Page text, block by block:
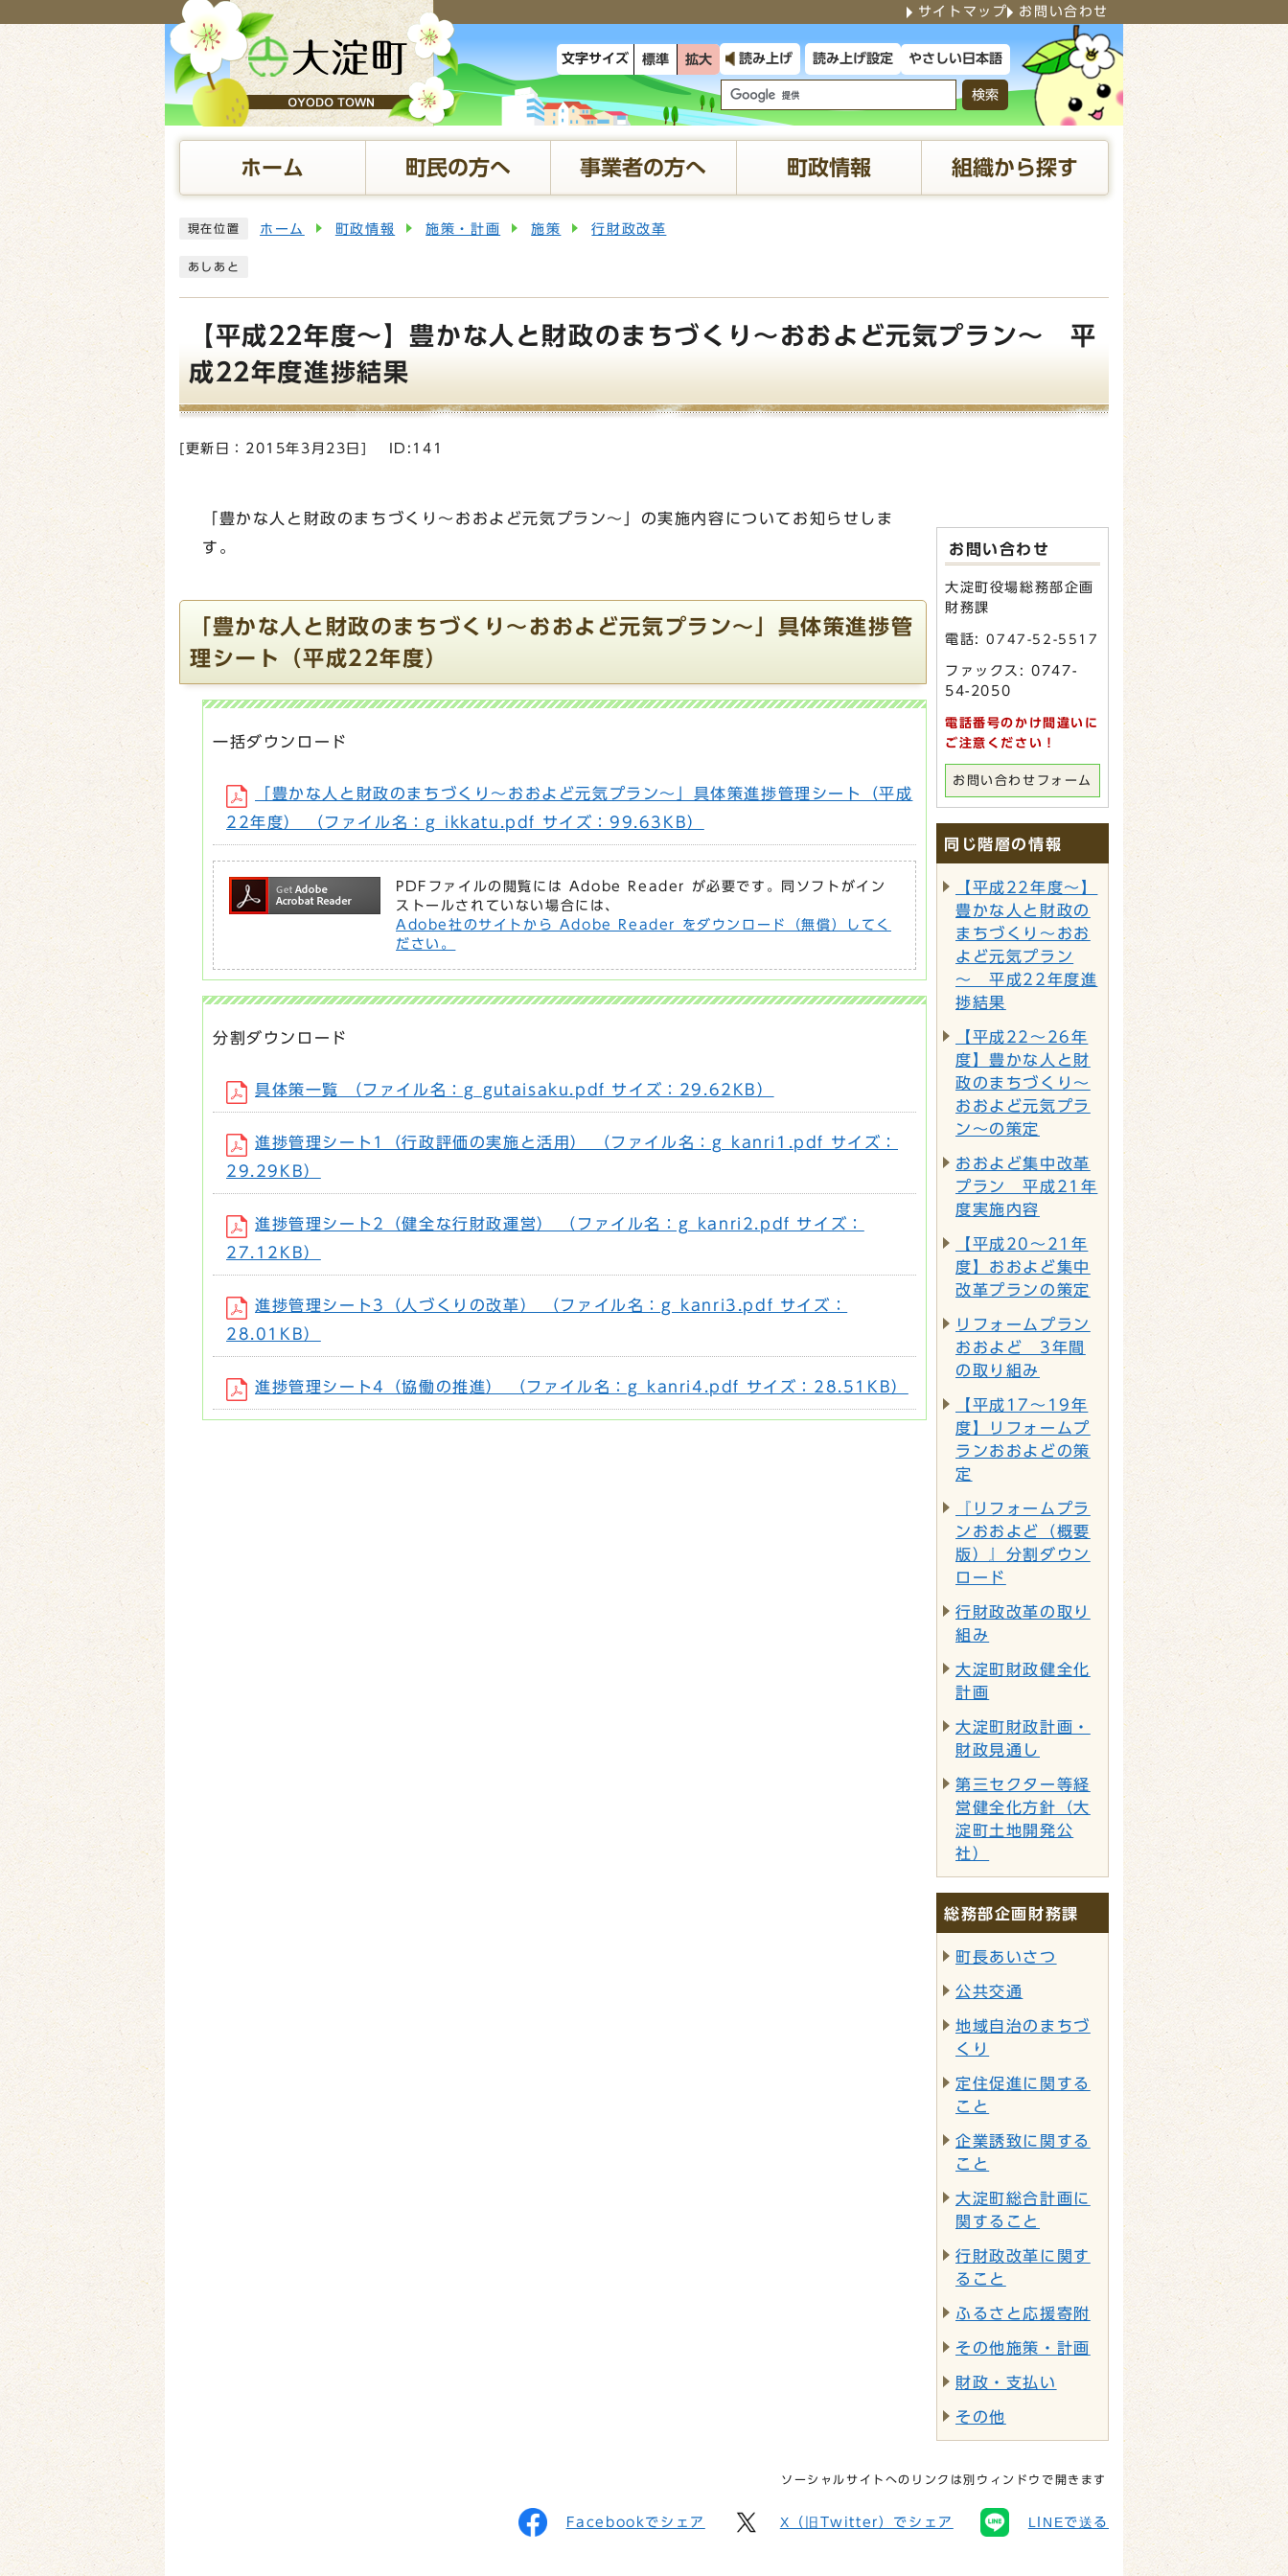
サイトマップ お問い合わせ
文字サイズ 標準 拡大 読み上げ 読み上げ設定 やさしい日本語
検索
ホーム 町民の方へ 事業者の方へ 町政情報 組織から探す
ここから本文です 現在位置 ホーム 町政情報 施策・計画 施策 行財政改革
あしあと
【平成22年度～】豊かな人と財政のまちづくり～おおよど元気プラン～ 平
成22年度進捗結果
[更新日： 2015年3月23日 ID:141
「豊かな人と財政のまちづくり～おおよど元気プラン～」の実施内容についてお知らせしま
す。
「豊かな人と財政のまちづくり～おおよど元気プラン～」具体策進捗管
理シート（平成22年度）
一括ダウンロード
「豊かな人と財政のまちづくり～おおよど元気プラン～」具体策進捗管理シート（平成
22年度） （ファイル名：g_ikkatu.pdf サイズ：99.63KB）
PDFファイルの閲覧には Adobe Reader が必要です。同ソフトがイン
ストールされていない場合には、
Adobe社のサイトから Adobe Reader をダウンロード（無償）してく
ださい。
分割ダウンロード
具体策一覧 （ファイル名：g_gutaisaku.pdf サイズ：29.62KB）
進捗管理シート1（行政評価の実施と活用） （ファイル名：g_kanri1.pdf サイズ：
29.29KB）
進捗管理シート2（健全な行財政運営） （ファイル名：g_kanri2.pdf サイズ：
27.12KB）
進捗管理シート3（人づくりの改革） （ファイル名：g_kanri3.pdf サイズ：
28.01KB）
進捗管理シート4（協働の推進） （ファイル名：g_kanri4.pdf サイズ：28.51KB）
お問い合わせ
大淀町役場総務部企画
財務課
電話:0747-52-5517
ファックス: 0747-
54-2050
電話番号のかけ間違いに
ご注意ください！
お問い合わせフォーム
同じ階層の情報
【平成22年度～】
豊かな人と財政の
まちづくり～おお
よど元気プラン
～ 平成22年度進
捗結果
【平成22～26年
度】豊かな人と財
政のまちづくり～
おおよど元気プラ
ン～の策定
おおよど集中改革
プラン 平成21年
度実施内容
【平成20～21年
度】おおよど集中
改革プランの策定
リフォームプラン
おおよど 3年間
の取り組み
【平成17～19年
度】リフォームプ
ランおおよどの策
定
『リフォームプラ
ンおおよど（概要
版）』分割ダウン
ロード
行財政改革の取り
組み
大淀町財政健全化
計画
大淀町財政計画・
財政見通し
第三セクター等経
営健全化方針（大
淀町土地開発公
社）
総務部企画財務課
町長あいさつ
公共交通
地域自治のまちづ
くり
定住促進に関する
こと
企業誘致に関する
こと
大淀町総合計画に
関すること
行財政改革に関す
ること
ふるさと応援寄附
その他施策・計画
財政・支払い
その他
ソーシャルサイトへのリンクは別ウィンドウで開きます
Facebookでシェア X（旧Twitter）でシェア LINEで送る